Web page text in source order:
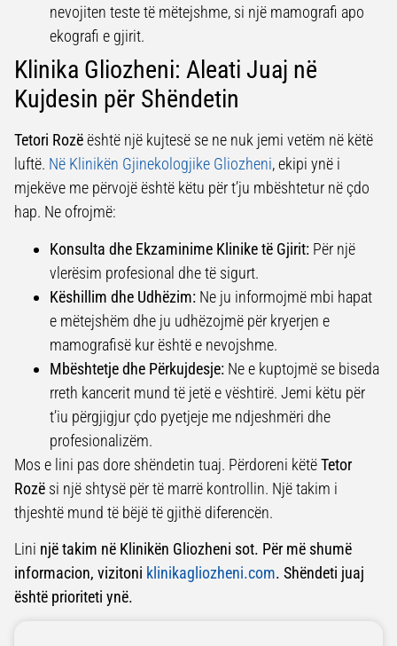
nevojiten teste të mëtejshme, si një mamografi apo
ekografi e gjirit.
Klinika Gliozheni: Aleati Juaj në
Kujdesin për Shëndetin
Tetori Rozëështë një kujtesë se ne nuk jemi vetëm në këtë
luftë. Në Klinikën Gjinekologjike Gliozheni, ekipi ynë i
mjekëve me përvojë është këtu për t’ju mbështetur në çdo
hap. Ne ofrojmë:
Konsulta dhe Ekzaminime Klinike të Gjirit: Për një
vlerësim profesional dhe të sigurt.
Këshillim dhe Udhëzim: Ne ju informojmë mbi hapat
e mëtejshëm dhe ju udhëzojmë për kryerjen e
mamografisë kur është e nevojshme.
Mbështetje dhe Përkujdesje: Ne e kuptojmë se biseda
rreth kancerit mund të jetë e vështirë. Jemi këtu për
t’iu përgjigjur çdo pyetjeje me ndjeshmëri dhe
profesionalizëm.
Mos e lini pas dore shëndetin tuaj. Përdoreni këtëTetor
Rozë si një shtysë për të marrë kontrollin. Një takim i
thjeshtë mund të bëjë të gjithë diferencën.
Lini një takim në Klinikën Gliozheni sot. Për më shumë
informacion, vizitoni klinikagliozheni.com. Shëndeti juaj
është prioriteti ynë.